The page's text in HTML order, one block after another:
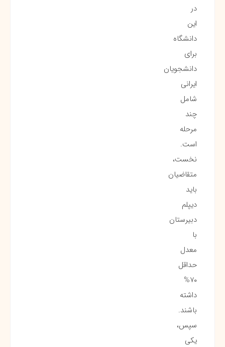
در
این
دانشگاه
برای
دانشجویان
ایرانی
شامل
چند
مرحله
است.
نخست،
متقاضیان
باید
دیپلم
دبیرستان
با
معدل
حداقل
۷۰%
داشته
باشند.
سپس،
یکی